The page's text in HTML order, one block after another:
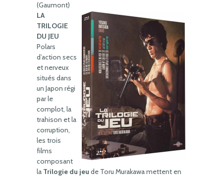
(Gaumont)
LA
TRILOGIE
DU JEU
Polars
d’action secs
et nerveux
situés dans
un Japon régi
par le
complot, la
trahison et la
corruption,
les trois
films
composant
la Trilogie du jeu de Toru Murakawa mettent en